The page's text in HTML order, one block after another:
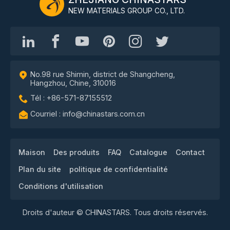
NEW MATERIALS GROUP CO., LTD.
No.98 rue Shimin, district de Shangcheng,
Hangzhou, Chine, 310016
Tél : +86-571-87155512
Courriel : info@chinastars.com.cn
Maison Des produits FAQ Catalogue
Contact
Plan du site
politique de confidentialité
Conditions d'utilisation
Droits d'auteur © CHINASTARS. Tous droits réservés.